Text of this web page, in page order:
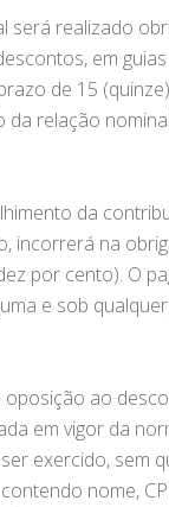
será realizado
em
de 15
da relação
da
incorrerá na
por cento). O
e sob
oposição ao
em vigor da
exercido, sem
nome,